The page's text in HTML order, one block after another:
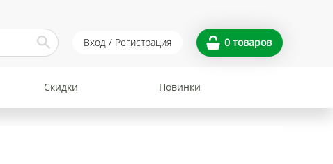
Вход / Регистрация 0 товаров
Скидки Новинки